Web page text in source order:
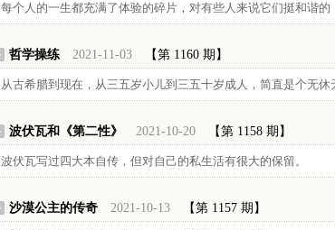
每个人的一生都充满了体验的碎片，对有些人来说它们挺和谐的
哲学操练 2021-11-03 【第 1160 期】
从古希腊到现在，从三五岁小儿到三五十岁成人，简直是个无休
波伏瓦和《第二性》 2021-10-20 【第 1158 期】
波伏瓦写过四大本自传，但对自己的私生活有很大的保留。
沙漠公主的传奇 2021-10-13 【第 1157 期】